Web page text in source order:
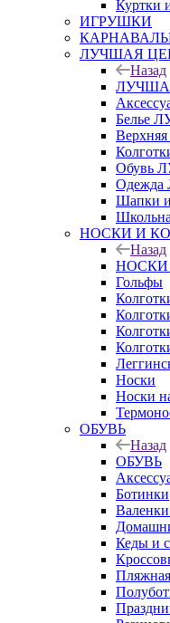
Куртки
ИГРУШКИ
ЛУЧШАЯ
Назад
Белье
Обувь
Шапки
НОСКИ И
Назад
НОСКИ
Гольфы
Носки
Носки
ОБУВЬ
Назад
ОБУВЬ
Ботинки
Кеды и